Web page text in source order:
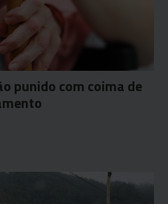
punido com coima de